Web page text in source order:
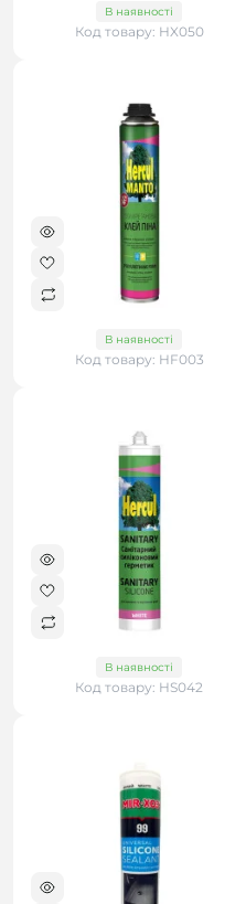
В наявності
Код товару: HX050
В наявності
Код товару: HF003
В наявності
Код товару: HS042